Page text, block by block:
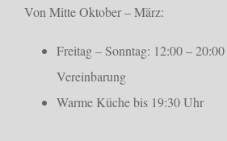
Von Mitte Oktober – März:
Freitag – Sonntag: 12:00 –
Vereinbarung
Warme Küche bis 19:30 Uhr